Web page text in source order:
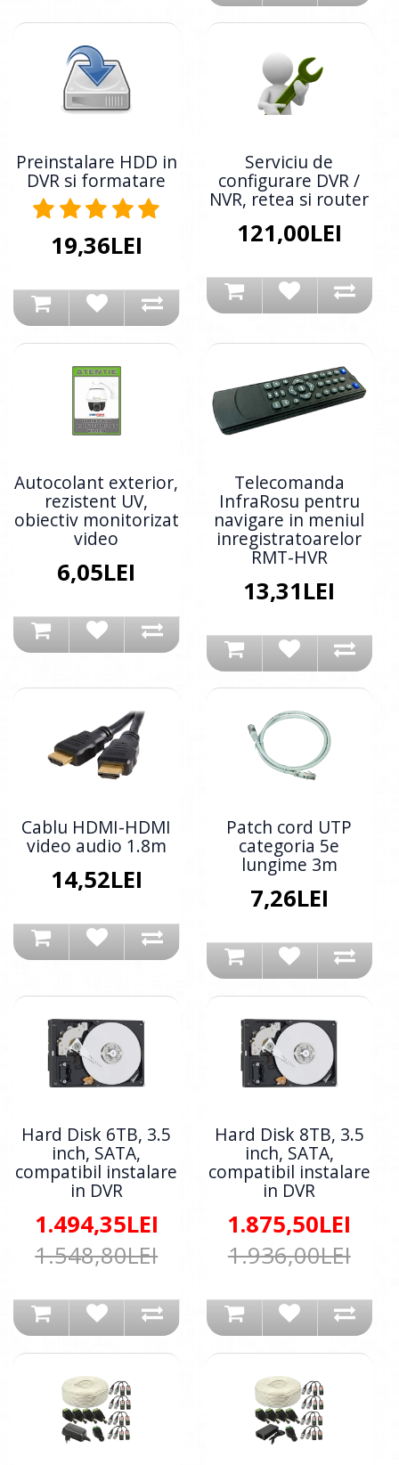
Preinstalare HDD in
DVR si formatare
19,36LEI
Serviciu de
configurare DVR /
NVR, retea si router
121,00LEI
Autocolant exterior,
rezistent UV,
obiectiv monitorizat
video
6,05LEI
Telecomanda
InfraRosu pentru
navigare in meniul
inregistratoarelor
RMT-HVR
13,31LEI
Cablu HDMI-HDMI
video audio 1.8m
14,52LEI
Patch cord UTP
categoria 5e
lungime 3m
7,26LEI
Hard Disk 6TB, 3.5
inch, SATA,
compatibil instalare
in DVR
1.494,35LEI
1.548,80LEI
Hard Disk 8TB, 3.5
inch, SATA,
compatibil instalare
in DVR
1.875,50LEI
1.936,00LEI